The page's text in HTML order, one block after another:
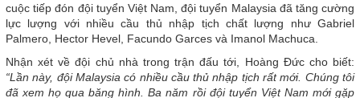
cuộc tiếp đón đội tuyển Việt Nam, đội tuyển Malaysia đã tăng cường
lực lượng với nhiều cầu thủ nhập tịch chất lượng như Gabriel
Palmero, Hector Hevel, Facundo Garces và Imanol Machuca.
Nhận xét về đội chủ nhà trong trận đấu tới, Hoàng Đức cho biết:
“Lần này, đội Malaysia có nhiều cầu thủ nhập tịch rất mới. Chúng tôi
đã xem họ qua băng hình. Ba năm rồi đội tuyển Việt Nam mới gặp